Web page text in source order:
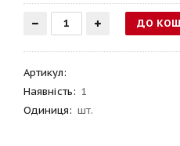
Артикул:
Наявність: 1
Одиниця: шт.